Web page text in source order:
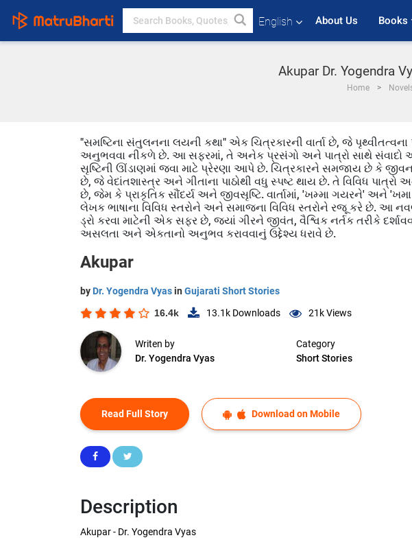
English About Us Books
Akupar Dr. Yogendra
Home
"સમષ્ટિના સંતુલનના લયની કથા" એક ચિત્રકારની વાર્તા છે, જે પૃથ્વીતત્વના
અનુભવવા નીકળે છે. આ સફરમાં, તે અનેક પ્રસંગો અને પાત્રો સાથે
સૃષ્ટિની ઊંડાણમાં જવા માટે પ્રેરણા આપે છે. ચિત્રકારને સમજાય છે કે
છે, જે વેદાંતશાસ્ત્ર અને ગીતાના પાઠોથી વધુ સ્પષ્ટ થાય છે. તે વિવિધ પાત્રો
છે, જેમ કે પ્રાકૃતિક સૌંદર્ય અને જીવસૃષ્ટિ. વાર્તામાં, 'ખમ્મા ગયરને' અને
લેખક ભાષાના વિવિધ સ્તરોને અને સમાજના વિવિધ સ્તરોને રજૂ કરે છે. આ
ડ્રો કરવા માટેની એક સફર છે, જ્યાં ગીરને જીવંત, વૈશ્વિક નર્તક તરીકે
અસલતા અને એકતાનો અનુભવ કરાવવાનું ઉદ્દેશ્ય ધરાવે છે.
Akupar
by Dr. Yogendra Vyasin Gujarati Short Stories
16.4k 13.1k Downloads 21kViews
Writen by
Dr. Yogendra Vyas
Category
Short Stories
Read Full Story Download on Mobile
Description
Akupar - Dr. Yogendra Vyas